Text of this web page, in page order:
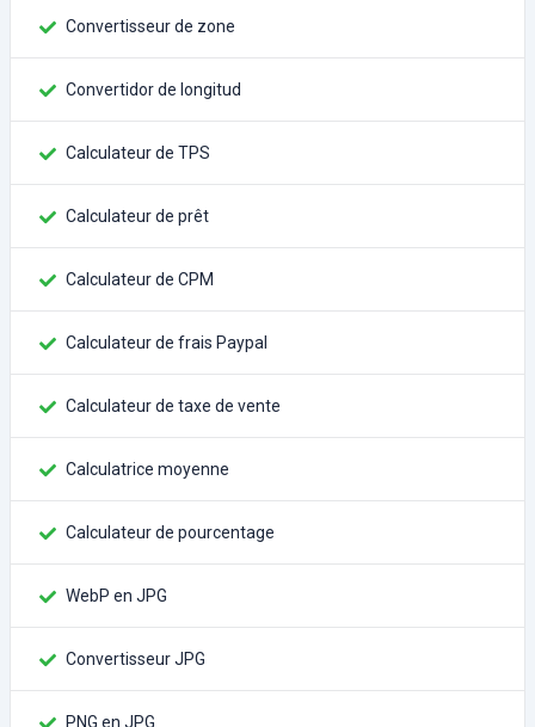
Convertisseur de zone
Convertidor de longitud
Calculateur de TPS
Calculateur de prêt
Calculateur de CPM
Calculateur de frais Paypal
Calculateur de taxe de vente
Calculatrice moyenne
Calculateur de pourcentage
WebP en JPG
Convertisseur JPG
PNG en JPG